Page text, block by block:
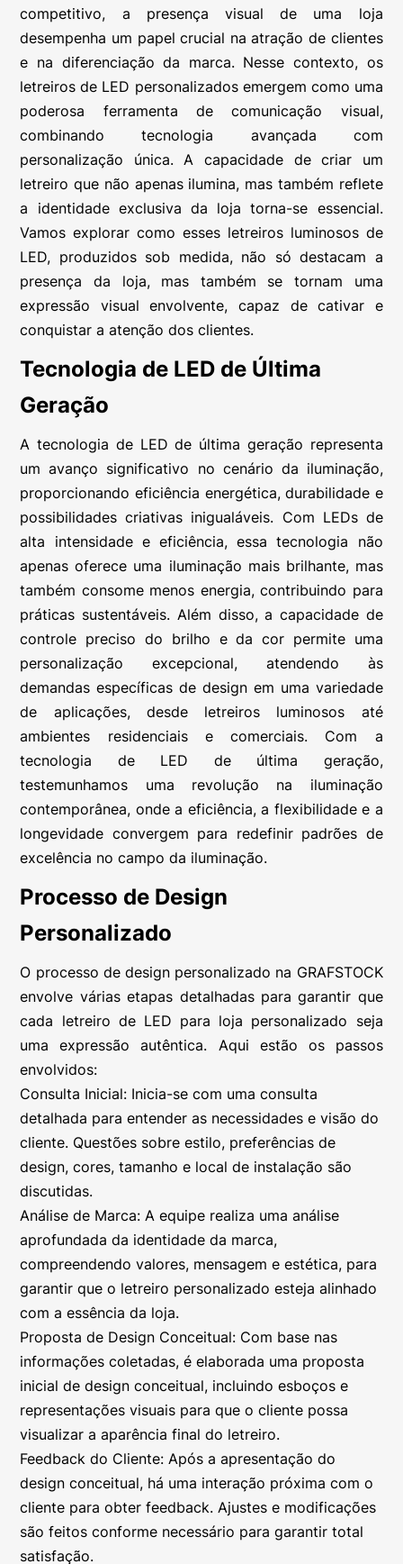
competitivo, a presença visual de uma loja
desempenha um papel crucial na atração de clientes
e na diferenciação da marca. Nesse contexto, os
letreiros de LED personalizados emergem como uma
poderosa ferramenta de comunicação visual,
combinando tecnologia avançada com
personalização única. A capacidade de criar um
letreiro que não apenas ilumina, mas também reflete
a identidade exclusiva da loja torna-se essencial.
Vamos explorar como esses letreiros luminosos de
LED, produzidos sob medida, não só destacam a
presença da loja, mas também se tornam uma
expressão visual envolvente, capaz de cativar e
conquistar a atenção dos clientes.
Tecnologia de LED de Última
Geração
A tecnologia de LED de última geração representa
um avanço significativo no cenário da iluminação,
proporcionando eficiência energética, durabilidade e
possibilidades criativas inigualáveis. Com LEDs de
alta intensidade e eficiência, essa tecnologia não
apenas oferece uma iluminação mais brilhante, mas
também consome menos energia, contribuindo para
práticas sustentáveis. Além disso, a capacidade de
controle preciso do brilho e da cor permite uma
personalização excepcional, atendendo às
demandas específicas de design em uma variedade
de aplicações, desde letreiros luminosos até
ambientes residenciais e comerciais. Com a
tecnologia de LED de última geração,
testemunhamos uma revolução na iluminação
contemporânea, onde a eficiência, a flexibilidade e a
longevidade convergem para redefinir padrões de
excelência no campo da iluminação.
Processo de Design
Personalizado
O processo de design personalizado na GRAFSTOCK
envolve várias etapas detalhadas para garantir que
cada letreiro de LED para loja personalizado seja
uma expressão autêntica. Aqui estão os passos
envolvidos:
Consulta Inicial: Inicia-se com uma consulta
detalhada para entender as necessidades e visão do
cliente. Questões sobre estilo, preferências de
design, cores, tamanho e local de instalação são
discutidas.
Análise de Marca: A equipe realiza uma análise
aprofundada da identidade da marca,
compreendendo valores, mensagem e estética, para
garantir que o letreiro personalizado esteja alinhado
com a essência da loja.
Proposta de Design Conceitual: Com base nas
informações coletadas, é elaborada uma proposta
inicial de design conceitual, incluindo esboços e
representações visuais para que o cliente possa
visualizar a aparência final do letreiro.
Feedback do Cliente: Após a apresentação do
design conceitual, há uma interação próxima com o
cliente para obter feedback. Ajustes e modificações
são feitos conforme necessário para garantir total
satisfação.